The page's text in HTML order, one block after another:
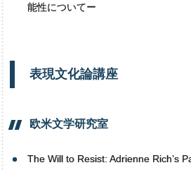
能性についてー
表現文化論講座
欧米文学研究室
The Will to Resist: Adrienne Rich’s